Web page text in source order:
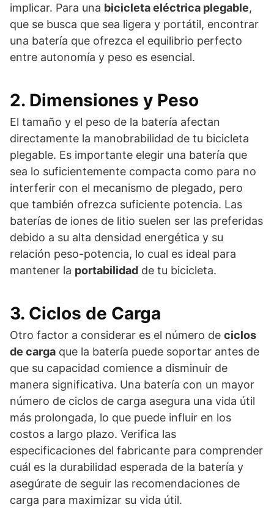
implicar. Para una bicicleta eléctrica plegable,
que se busca que sea ligera y portátil, encontrar
una batería que ofrezca el equilibrio perfecto
entre autonomía y peso es esencial.
2. Dimensiones y Peso
El tamaño y el peso de la batería afectan
directamente la manobrabilidad de tu bicicleta
plegable. Es importante elegir una batería que
sea lo suficientemente compacta como para no
interferir con el mecanismo de plegado, pero
que también ofrezca suficiente potencia. Las
baterías de iones de litio suelen ser las preferidas
debido a su alta densidad energética y su
relación peso-potencia, lo cual es ideal para
mantener la portabilidad de tu bicicleta.
3. Ciclos de Carga
Otro factor a considerar es el número de ciclos
de carga que la batería puede soportar antes de
que su capacidad comience a disminuir de
manera significativa. Una batería con un mayor
número de ciclos de carga asegura una vida útil
más prolongada, lo que puede influir en los
costos a largo plazo. Verifica las
especificaciones del fabricante para comprender
cuál es la durabilidad esperada de la batería y
asegúrate de seguir las recomendaciones de
carga para maximizar su vida útil.